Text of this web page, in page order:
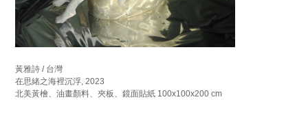
黃雅詩 / 台灣
在思緒之海裡沉浮, 2023
北美黃檜、油畫顏料、夾板、鏡面貼紙 100x100x200 cm